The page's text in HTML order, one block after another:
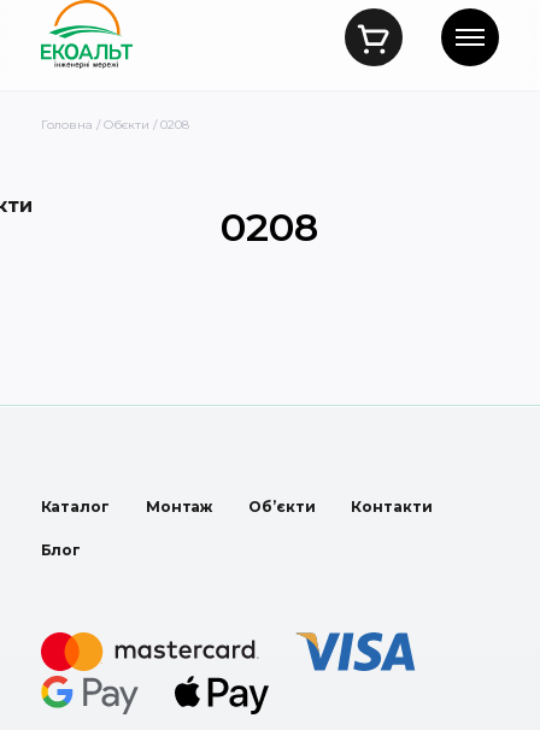
Головна /Обєкти / 0208
0208
Каталог Монтаж Об’єкти Контакти
Блог